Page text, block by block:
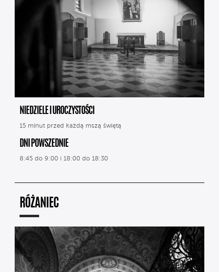
NIEDZIELE I UROCZYSTOŚCI
15 minut przed każdą mszą świętą
DNI POWSZEDNIE
8:45 do 9:00 i 18:00 do 18:30
RÓŻANIEC